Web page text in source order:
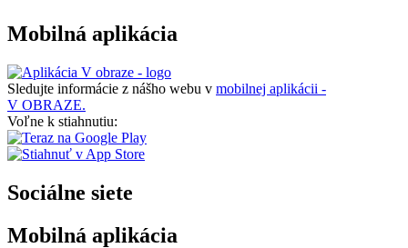
Mobilná aplikácia
Sledujte informácie z nášho webu v mobilnej aplikácii -
V OBRAZE.
Voľne k stiahnutiu:
Sociálne siete
Mobilná aplikácia